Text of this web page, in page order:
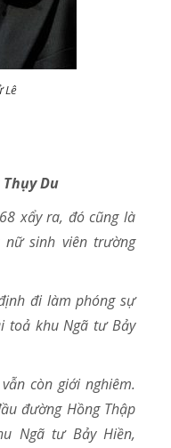
Lê
Du
xẩy ra, đó cũng là
sinh viên trường
đi làm phóng sự
toả khu Ngã tư Bảy
còn giới nghiêm.
đường Hồng Thập
Ngã tư Bảy Hiền,